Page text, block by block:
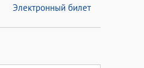
Электронный билет